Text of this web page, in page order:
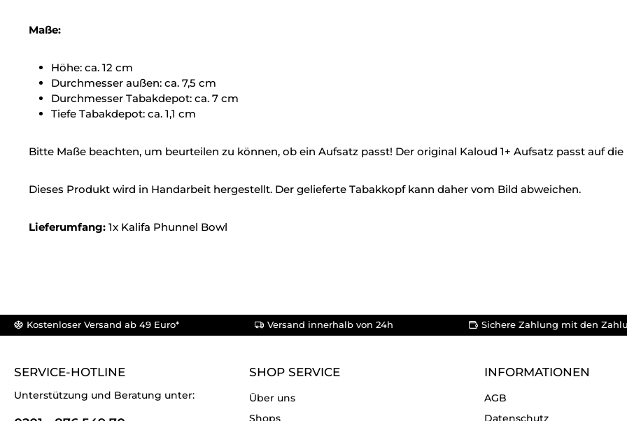
Maße:
Höhe: ca. 12 cm
Durchmesser außen: ca. 7,5 cm
Durchmesser Tabakdepot: ca. 7 cm
Tiefe Tabakdepot: ca. 1,1 cm
Bitte Maße beachten, um beurteilen zu können, ob ein Aufsatz passt! Der original Kaloud 1+ Aufsatz passt auf die
Dieses Produkt wird in Handarbeit hergestellt. Der gelieferte Tabakkopf kann daher vom Bild abweichen.
Lieferumfang: 1x Kalifa Phunnel Bowl
Kostenloser Versand ab 49 Euro* Versand innerhalb von 24h Sichere Zahlung mit den
SERVICE-HOTLINE
Unterstützung und Beratung unter:
SHOP SERVICE
Über uns
Shops
INFORMATIONEN
AGB
Datenschutz